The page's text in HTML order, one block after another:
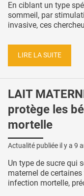
En ciblant un type
sommeil, par
invasive, ces
LIRE LA SUITE
LAIT
protège les
mortelle
Actualité publiée il y a 9
Un type de sucre qui
maternel de
infection mortelle,